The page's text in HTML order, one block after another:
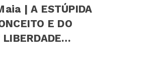
| A ESTÚPIDA
E DO